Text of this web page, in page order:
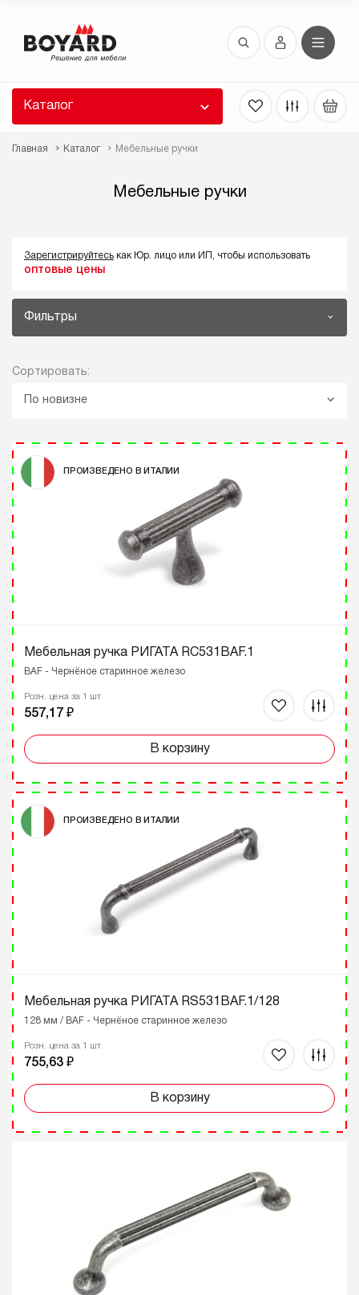
Каталог
Главная Каталог Мебельные ручки
Мебельные ручки
Зарегистрируйтесь как Юр. лицо или ИП, чтобы использовать
оптовые цены
Фильтры
Сортировать:
По новизне
ПРОИЗВЕДЕНО В ИТАЛИИ
Мебельная ручка РИГАТА RC531BAF.1
BAF - Чернёное старинное железо
Розн. цена за 1 шт
557,17 ₽
В корзину
ПРОИЗВЕДЕНО В ИТАЛИИ
Мебельная ручка РИГАТА RS531BAF.1/128
128 мм / BAF - Чернёное старинное железо
Розн. цена за 1 шт
755,63 ₽
В корзину
Восстановление пароля
высланы вам по E-Mail.
ссылку для восстановления